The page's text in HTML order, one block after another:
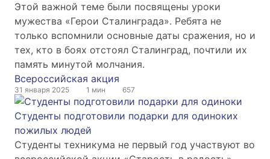
Этой важной теме были посвящены уроки
мужества «Герои Сталинграда». Ребята не
только вспомнили основные даты сражения, но и
тех, кто в боях отстоял Сталинград, почтили их
память минутой молчания.
Всероссийская акция
31 января 2025 1 мин 657
Студенты подготовили подарки для одиноких
пожилых людей
Студенты техникума не первый год участвуют во